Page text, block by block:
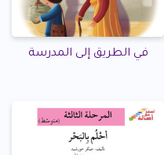
في الطريق إلى المدرسة